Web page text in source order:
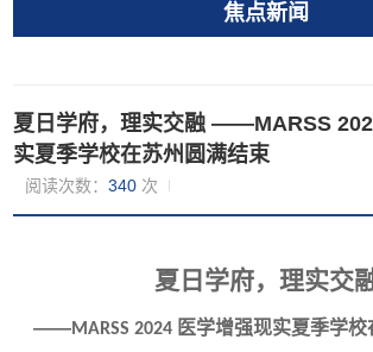
焦点新闻
夏日学府，理实交融 ​——MARSS
实夏季学校在苏州圆满结束
阅读次数：340 次
夏日学府，理实交
——MARSS 2024 医学增强现实夏季学